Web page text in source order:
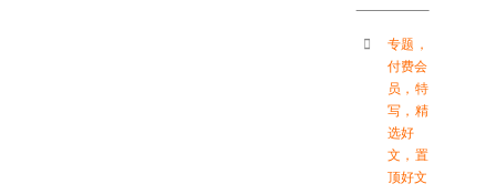
专题 ，
付费会
员 ， 特
写 ， 精
选好
文 ， 置
顶好文